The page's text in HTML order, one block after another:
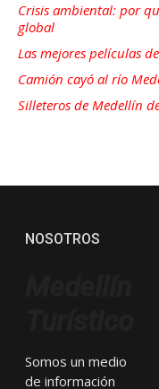
Crisis ambiental: por
global
Las mejores películas
Camión cayó al río
Silleteros de Medellín
NOSOTROS
Somos un medio
de información